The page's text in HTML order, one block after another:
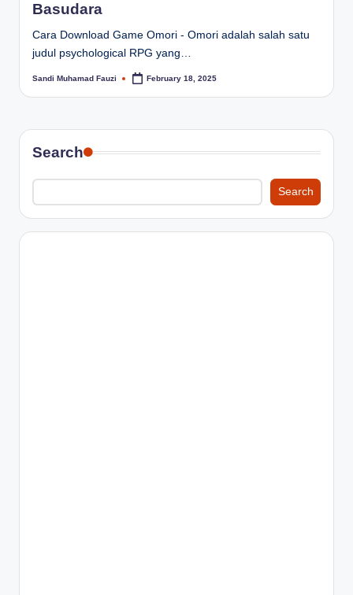
Basudara
Cara Download Game Omori - Omori adalah salah satu
judul psychological RPG yang…
Posted
Sandi Muhamad Fauzi February 18, 2025
Search
Search